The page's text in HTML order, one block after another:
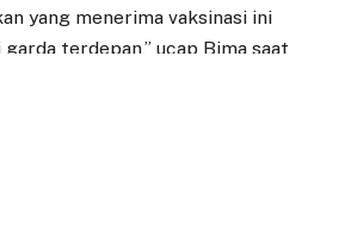
yang menerima vaksinasi ini
terdepan,” ucap Bima saat